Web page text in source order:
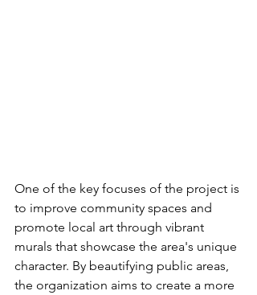
One of the key focuses of the project is
to improve community spaces and
promote local art through vibrant
murals that showcase the area's unique
character. By beautifying public areas,
the organization aims to create a more